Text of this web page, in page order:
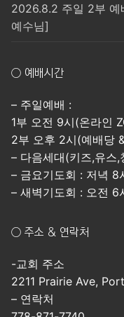
2026.8.2 주일 2부
예수님]
○ 예배시간
– 주일예배 :
1부 오전 9시(온라인
2부 오후 2시(예배당
– 다음세대(키즈,유스
– 금요기도회 : 저녁 8
– 새벽기도회 : 오전 6
○ 주소 & 연락처
-교회 주소
2211 Prairie Ave,
– 연락처